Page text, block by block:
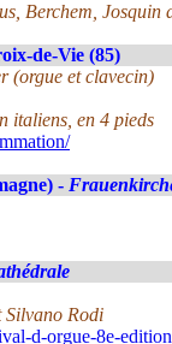
Berchem, Josquin
de-Vie (85)
(orgue et clavecin)
italiens, en 4 pieds
-
Silvano Rodi
d-orgue-8e-